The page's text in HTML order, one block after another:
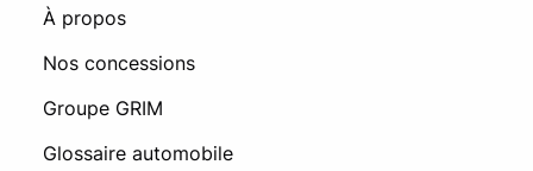
À propos
Nos concessions
Groupe GRIM
Glossaire automobile